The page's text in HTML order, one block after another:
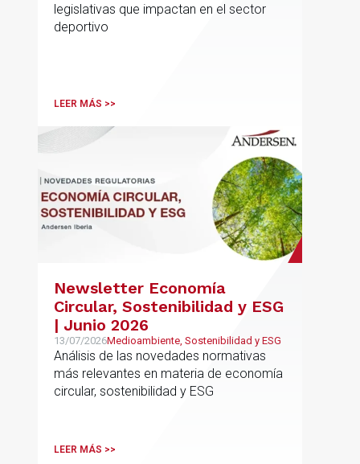
legislativas que impactan en el sector
deportivo
LEER MÁS >>
Newsletter Economía
Circular, Sostenibilidad y ESG
| Junio 2026
13/07/2026Medioambiente, Sostenibilidad y ESG
Análisis de las novedades normativas
más relevantes en materia de economía
circular, sostenibilidad y ESG
LEER MÁS >>